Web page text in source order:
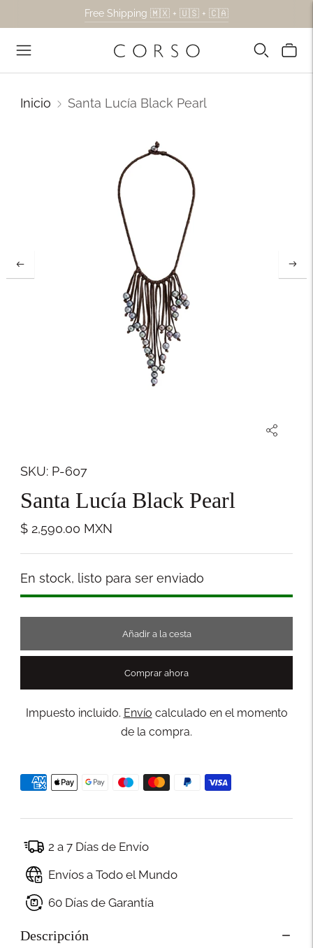
Free Shipping 🇲🇽 + 🇺🇸 + 🇨🇦
Inicio Santa Lucía Black Pearl
SKU: P-607
Santa Lucía Black Pearl
$ 2,590.00 MXN
Stock
En stock, listo para ser enviado
Añadir a la cesta
Comprar ahora
Impuesto incluido. Envío calculado en el momento
de la compra.
2 a 7 Días de Envío
Envíos a Todo el Mundo
60 Días de Garantía
Descripción